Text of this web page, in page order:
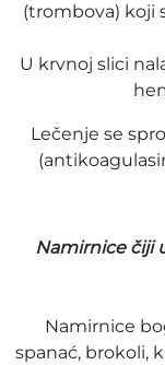
(trombova) koji
U krvnoj slici
Lečenje se
Namirnice čiji
Namirnice
spanać, brokoli,